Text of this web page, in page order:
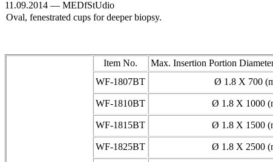
11.09.2014 — MEDfStUdio
Oval, fenestrated cups for deeper biopsy.
Item No. Max. Insertion Portion
WF-1807BT
Ø 1.8 X 700
WF-1810BT Ø 1.8 X 1000
WF-1815BT Ø 1.8 X 1500
WF-1825BT Ø 1.8 X 2500